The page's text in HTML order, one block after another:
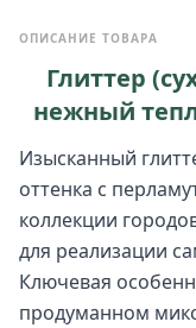
ОПИСАНИЕ ТОВАРА
Глиттер
нежный
Изысканный
оттенка с
коллекции
для реализации
Ключевая
продуманном